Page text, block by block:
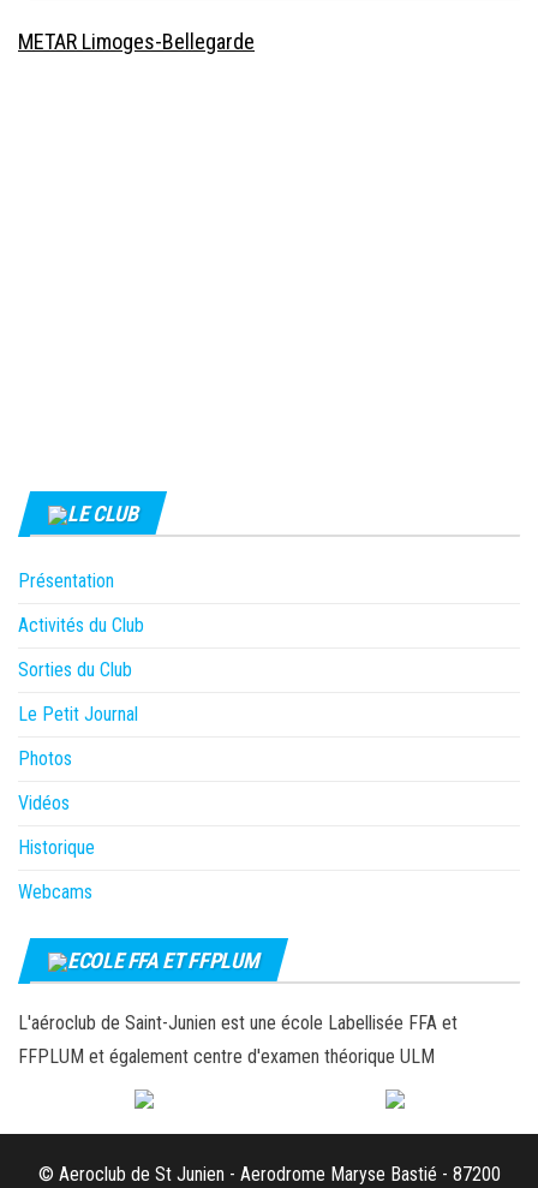
METAR Limoges-Bellegarde
LE CLUB
Présentation
Activités du Club
Sorties du Club
Le Petit Journal
Photos
Vidéos
Historique
Webcams
ECOLE FFA ET FFPLUM
L'aéroclub de Saint-Junien est une école Labellisée FFA et
FFPLUM et également centre d'examen théorique ULM
© Aeroclub de St Junien - Aerodrome Maryse Bastié - 87200